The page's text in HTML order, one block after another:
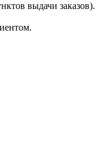
выдачи заказов).